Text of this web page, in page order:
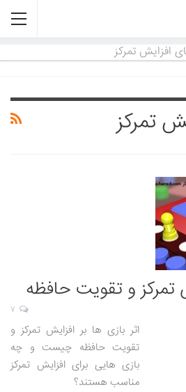
افزایش تمرکز
تمرکز
تمرکز و تقویت حافظه
اثر بازی ها بر افزایش تمرکز و
تقویت حافظه چیست و چه
بازی هایی برای افزایش تمرکز
مناسب هستند؟